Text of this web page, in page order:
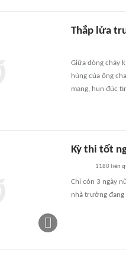
Thắp lửa
Giữa dòng chảy
hùng của ông
mạng, hun đúc
Kỳ thi tốt
1180 liên
Chỉ còn 3 ngày
nhà trường đang